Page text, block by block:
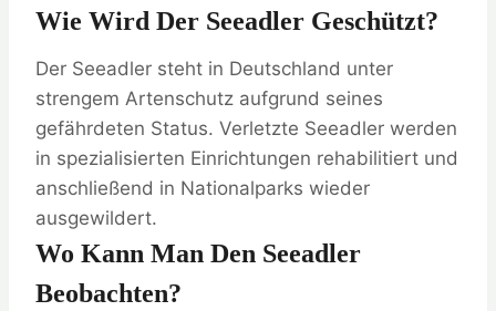
Wie Wird Der Seeadler Geschützt?
Der Seeadler steht in Deutschland unter
strengem Artenschutz aufgrund seines
gefährdeten Status. Verletzte Seeadler werden
in spezialisierten Einrichtungen rehabilitiert und
anschließend in Nationalparks wieder
ausgewildert.
Wo Kann Man Den Seeadler
Beobachten?